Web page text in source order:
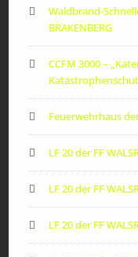
Waldbrand-
BRAKENBERG
CCFM 3000 –
Feuerwehrhaus
LF 20 der FF
LF 20 der FF
LF 20 der FF